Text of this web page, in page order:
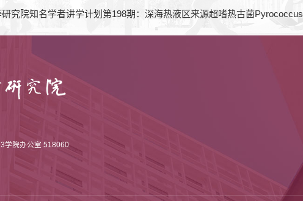
究院知名学者讲学计划第198期：深海热液区来源超嗜热古菌
学院办公室 518060